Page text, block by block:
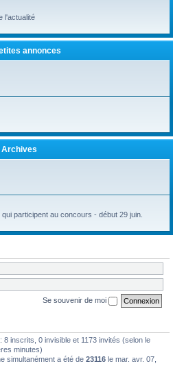
l'actualité
annonces
Archives
participent au concours - début 29 juin.
Se souvenir de moi
8 inscrits, 0 invisible et 1173 invités (selon le
minutes)
simultanément a été de 23116 le mar. avr. 07,